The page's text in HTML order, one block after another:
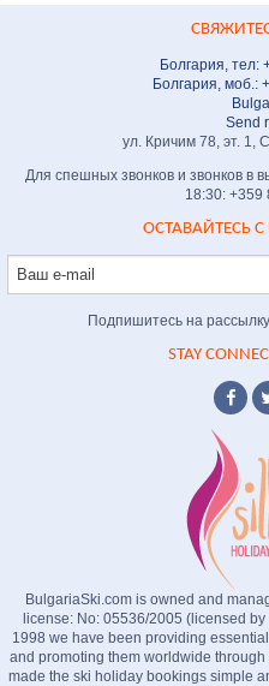
Болгария, тел:
Болгария, моб.:
Send
ул. Кричим 78, эт. 1,
Для спешных звонков и звонков в
18:30: +359
ОСТАВАЙТЕСЬ
Подпишитесь на
STAY
BulgariaSki.com is owned and
license: No: 05536/2005 (licensed
1998 we have been providing
and promoting them worldwide
made the ski holiday bookings simple